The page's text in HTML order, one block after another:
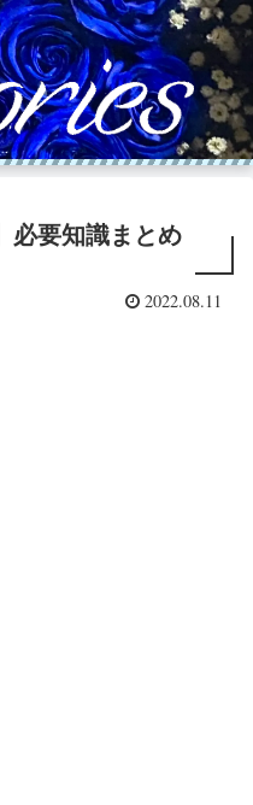
必要知識まとめ
2022.08.11